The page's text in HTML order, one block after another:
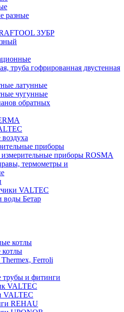
разные
ЗУБР
труба гофрированная двустенная
латунные
чугунные
обратных
приборы
приборы ROSMA
термометры и
VALTEC
воды Бетар
котлы
котлы
Ferroli
и фитинги
VALTEC
VALTEC
REHAU